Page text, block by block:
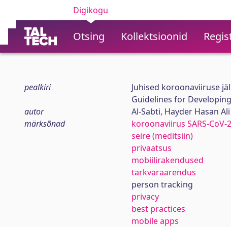
Digikogu
Otsing Kollektsioonid
pealkiri
Juhised koroonaviiruse
Guidelines for
autor
Al-Sabti, Hayder Hasan Ali
märksõnad
koroonaviirus SARS-CoV-2
seire (meditsiin)
privaatsus
mobiilirakendused
tarkvaraarendus
person tracking
privacy
best practices
mobile apps